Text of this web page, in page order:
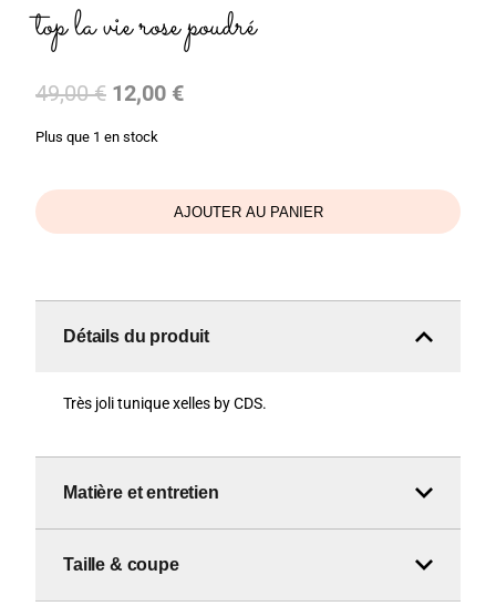
top la vie rose poudré
49,00€ Le
initial
49,00 €.
12,00 €Le
12,00 €.
Plus que 1 en stock
AJOUTER AU PANIER
Détails du produit
Très joli tunique xelles by CDS.
Matière et entretien
Taille & coupe